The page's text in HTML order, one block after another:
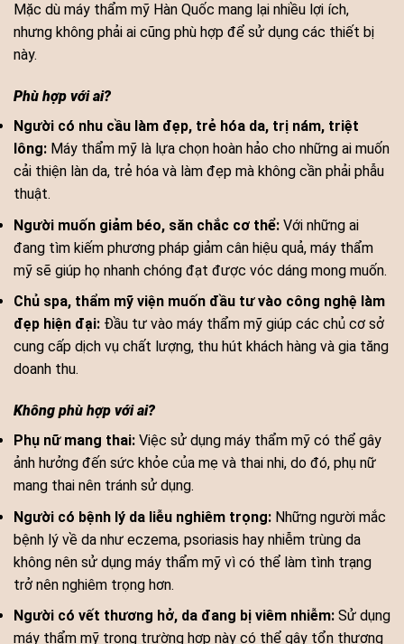
Mặc dù máy thẩm mỹ Hàn Quốc mang lại nhiều lợi ích,
nhưng không phải ai cũng phù hợp để sử dụng các thiết bị
này.
Phù hợp với ai?
Người có nhu cầu làm đẹp, trẻ hóa da, trị nám, triệt
lông: Máy thẩm mỹ là lựa chọn hoàn hảo cho những ai muốn
cải thiện làn da, trẻ hóa và làm đẹp mà không cần phải phẫu
thuật.
Người muốn giảm béo, săn chắc cơ thể: Với những ai
đang tìm kiếm phương pháp giảm cân hiệu quả, máy thẩm
mỹ sẽ giúp họ nhanh chóng đạt được vóc dáng mong muốn.
Chủ spa, thẩm mỹ viện muốn đầu tư vào công nghệ làm
đẹp hiện đại: Đầu tư vào máy thẩm mỹ giúp các chủ cơ sở
cung cấp dịch vụ chất lượng, thu hút khách hàng và gia tăng
doanh thu.
Không phù hợp với ai?
Phụ nữ mang thai: Việc sử dụng máy thẩm mỹ có thể gây
ảnh hưởng đến sức khỏe của mẹ và thai nhi, do đó, phụ nữ
mang thai nên tránh sử dụng.
Người có bệnh lý da liễu nghiêm trọng: Những người mắc
bệnh lý về da như eczema, psoriasis hay nhiễm trùng da
không nên sử dụng máy thẩm mỹ vì có thể làm tình trạng
trở nên nghiêm trọng hơn.
Người có vết thương hở, da đang bị viêm nhiễm: Sử dụng
máy thẩm mỹ trong trường hợp này có thể gây tổn thương